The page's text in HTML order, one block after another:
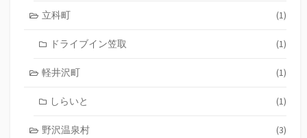
立科町 (1)
ドライブイン笠取 (1)
軽井沢町 (1)
しらいと (1)
野沢温泉村 (3)